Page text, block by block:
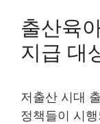
출산육
지급 대
저출산 시대
정책들이 시